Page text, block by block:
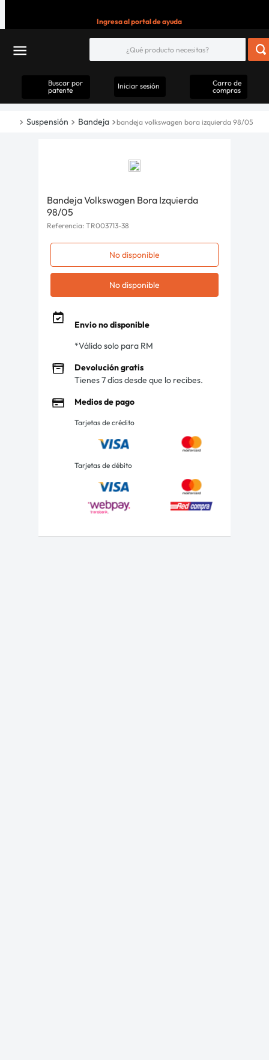
Ingresa al portal de ayuda
Buscar por
patente
Iniciar sesión
Carro de
compras
Suspensión Bandeja bandeja volkswagen bora izquierda 98/05
Bandeja Volkswagen Bora Izquierda
98/05
Referencia: TR003713-38
No disponible
No disponible
Envio no disponible
*Válido solo para RM
Devolución gratis
Tienes 7 días desde que lo recibes.
Medios de pago
Tarjetas de crédito
Tarjetas de débito